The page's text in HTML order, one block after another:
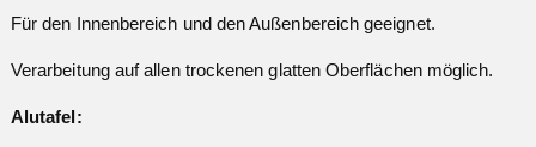
Für den Innenbereich und den Außenbereich geeignet.
Verarbeitung auf allen trockenen glatten Oberflächen möglich.
Alutafel: